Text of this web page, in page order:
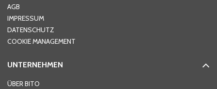
AGB
IMPRESSUM
DATENSCHUTZ
COOKIE MANAGEMENT
UNTERNEHMEN
ÜBER BITO